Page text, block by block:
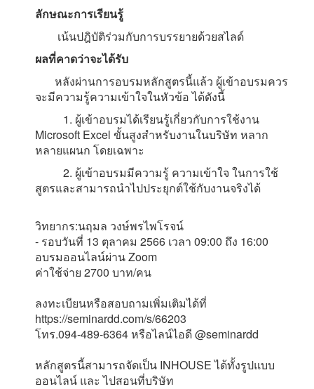
ลักษณะการเรียนรู้
เน้นปฎิบัติร่วมกับการบรรยายด้วยสไลด์
ผลที่คาดว่าจะได้รับ
หลังผ่านการอบรมหลักสูตรนี้แล้ว ผู้เข้าอบรมควร
จะมีความรู้ความเข้าใจในหัวข้อ ได้ดังนี้
1. ผู้เข้าอบรมได้เรียนรู้เกี่ยวกับการใช้งาน
Microsoft Excel ขั้นสูงสำหรับงานในบริษัท หลาก
หลายแผนก โดยเฉพาะ
2. ผู้เข้าอบรมมีความรู้ ความเข้าใจ ในการใช้
สูตรและสามารถนำไปประยุกต์ใช้กับงานจริงได้
วิทยากร:นฤมล วงษ์พรไพโรจน์
- รอบวันที่ 13 ตุลาคม 2566 เวลา 09:00 ถึง 16:00
อบรมออนไลน์ผ่าน Zoom
ค่าใช้จ่าย 2700 บาท/คน
ลงทะเบียนหรือสอบถามเพิ่มเติมได้ที่
https://seminardd.com/s/66203
โทร.094-489-6364 หรือไลน์ไอดี @seminardd
หลักสูตรนี้สามารถจัดเป็น INHOUSE ได้ทั้งรูปแบบ
ออนไลน์ และ ไปสอนที่บริษัท